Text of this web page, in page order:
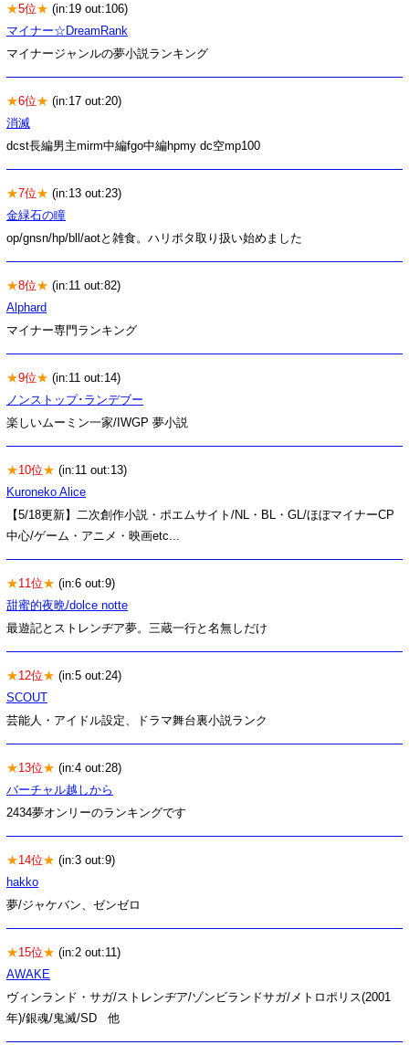
★5位★ (in:19 out:106)
マイナー☆DreamRank
マイナージャンルの夢小説ランキング
★6位★ (in:17 out:20)
消滅
dcst長編男主mirm中編fgo中編hpmy dc空mp100
★7位★ (in:13 out:23)
金緑石の瞳
op/gnsn/hp/bll/aotと雑食。ハリポタ取り扱い始めました
★8位★ (in:11 out:82)
Alphard
マイナー専門ランキング
★9位★ (in:11 out:14)
ノンストップ･ランデブー
楽しいムーミン一家/IWGP 夢小説
★10位★ (in:11 out:13)
Kuroneko Alice
【5/18更新】二次創作小説・ポエムサイト/NL・BL・GL/ほぼマイナーCP
中心/ゲーム・アニメ・映画etc...
★11位★ (in:6 out:9)
甜蜜的夜晩/dolce notte
最遊記とストレンヂア夢。三蔵一行と名無しだけ
★12位★ (in:5 out:24)
SCOUT
芸能人・アイドル設定、ドラマ舞台裏小説ランク
★13位★ (in:4 out:28)
バーチャル越しから
2434夢オンリーのランキングです
★14位★ (in:3 out:9)
hakko
夢/ジャケバン、ゼンゼロ
★15位★ (in:2 out:11)
AWAKE
ヴィンランド・サガ/ストレンヂア/ゾンビランドサガ/メトロポリス(2001
年)/銀魂/鬼滅/SD 他